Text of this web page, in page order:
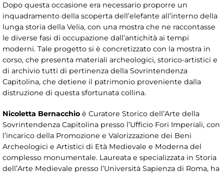
Dopo questa occasione era necessario proporre un
inquadramento della scoperta dell’elefante all’interno della
lunga storia della Velia, con una mostra che ne raccontasse
le diverse fasi di occupazione dall’antichità ai tempi
moderni. Tale progetto si è concretizzato con la mostra in
corso, che presenta materiali archeologici, storico-artistici e
di archivio tutti di pertinenza della Sovrintendenza
Capitolina, che detiene il patrimonio proveniente dalla
distruzione di questa sfortunata collina.
Nicoletta Bernacchio è Curatore Storico dell’Arte della
Sovrintendenza Capitolina presso l’Ufficio Fori Imperiali, con
l’incarico della Promozione e Valorizzazione dei Beni
Archeologici e Artistici di Età Medievale e Moderna del
complesso monumentale. Laureata e specializzata in Storia
dell’Arte Medievale presso l’Università Sapienza di Roma, ha